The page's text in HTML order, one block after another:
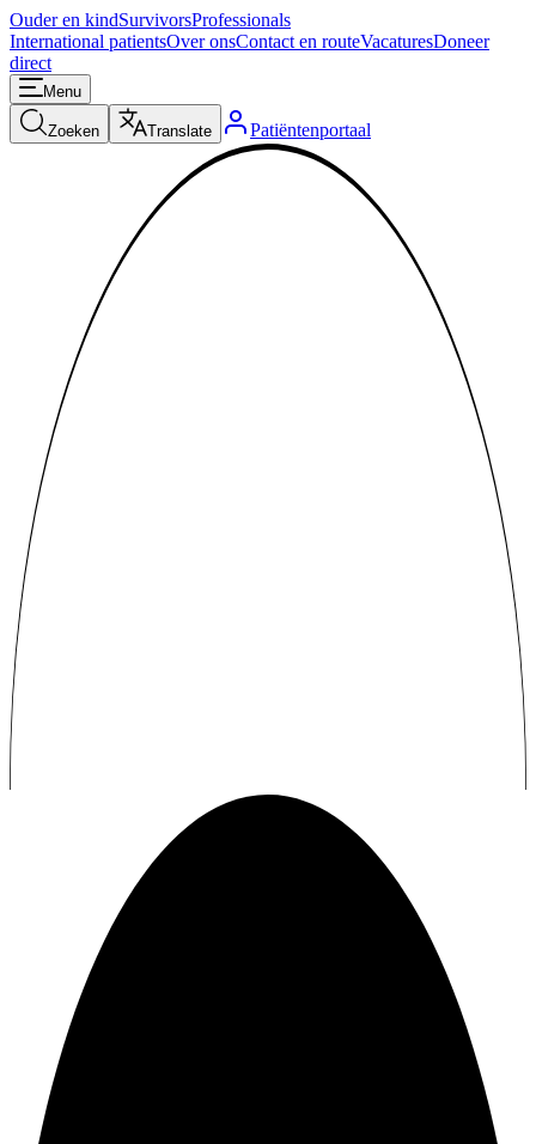
Ouder en kindSurvivorsProfessionals
International patientsOver onsContact en routeVacaturesDoneer
direct
Menu
Zoeken Translate Patiëntenportaal